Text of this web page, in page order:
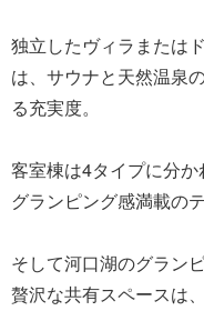
独立したヴィラまたは
は、サウナと天然温泉
る充実度。
客室棟は4タイプに分
グランピング感満載の
そして河口湖のグラン
贅沢な共有スペースは